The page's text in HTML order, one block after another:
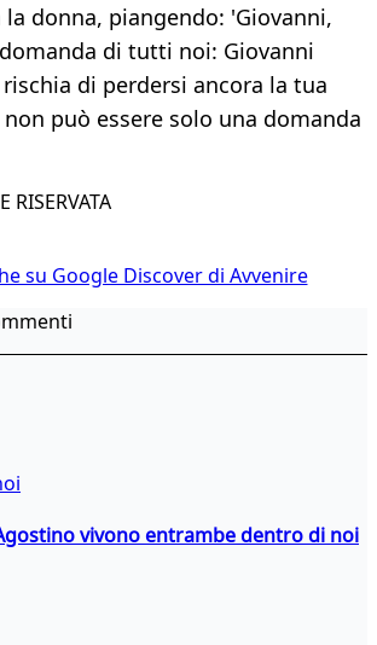
la donna, pian­gendo: 'Giovanni,
di tutti noi: Giovanni
rischia di perdersi ancora la tua
non può essere solo una domanda
RISERVATA
su Google Discover di Avvenire
vivono entrambe dentro di noi